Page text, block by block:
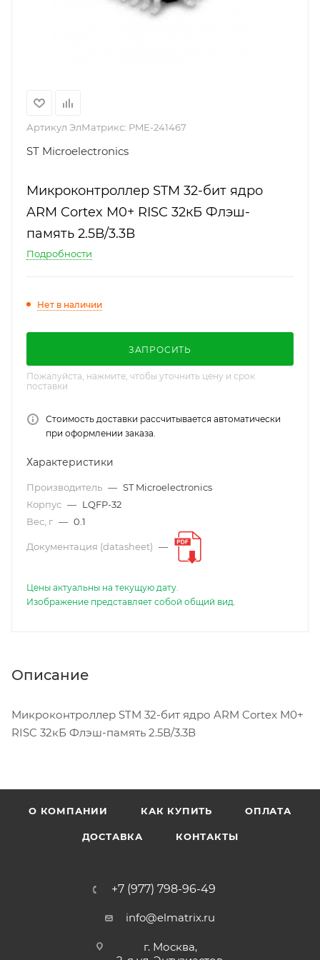
Артикул ЭлМатрикс: PME-241467
ST Microelectronics
Микроконтроллер STM 32-бит ядро
ARM Cortex M0+ RISC 32кБ Флэш-
память 2.5В/3.3В
Подробности
Нет в наличии
ЗАПРОСИТЬ
Пожалуйста, нажмите, чтобы уточнить цену и срок
поставки
Стоимость доставки рассчитывается автоматически
при оформлении заказа.
Характеристики
Производитель — ST Microelectronics
Корпус — LQFP-32
Вес, г — 0.1
Документация (datasheet) —
Цены актуальны на текущую дату.
Изображение представляет собой общий вид.
Описание
Микроконтроллер STM 32-бит ядро ARM Cortex M0+
RISC 32кБ Флэш-память 2.5В/3.3В
О КОМПАНИИ КАК КУПИТЬ ОПЛАТА
ДОСТАВКА КОНТАКТЫ
+7 (977) 798-96-49
info@elmatrix.ru
г. Москва,